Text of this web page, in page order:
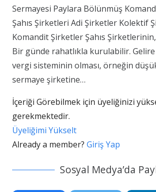
Sermayesi Paylara Bölünmüş
Şahıs Şirketleri Adi Şirketler Kolektif
Komandit Şirketler Şahıs
Bir günde rahatlıkla kurulabilir.
vergi sisteminin olması, örneğin
sermaye şirketine…
İçeriği Görebilmek için üyeliğinizi
gerekmektedir.
Üyeliğimi Yükselt
Already a member? Giriş Yap
Sosyal Medya’da